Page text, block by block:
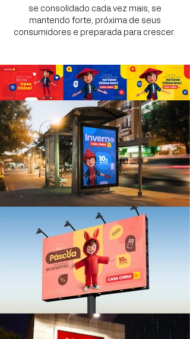
se consolidado cada vez mais, se
mantendo forte, próxima de seus
consumidores e preparada para crescer.